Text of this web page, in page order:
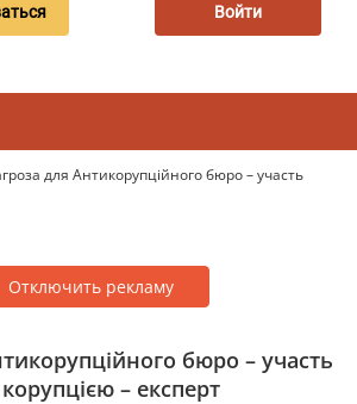
Войти
для Антикорупційного бюро – участь
Отключить рекламу
бюро – участь
– експерт